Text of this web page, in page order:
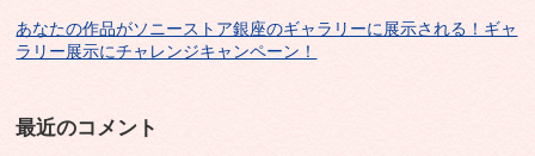
あなたの作品がソニーストア銀座のギャラリーに展示される！ギャ
ラリー展示にチャレンジキャンペーン！
最近のコメント